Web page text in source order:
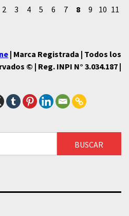
2 3 4 5 6 7 8 9 10 11
| Marca Registrada | Todos los
© | Reg. INPI N° 3.034.187 |